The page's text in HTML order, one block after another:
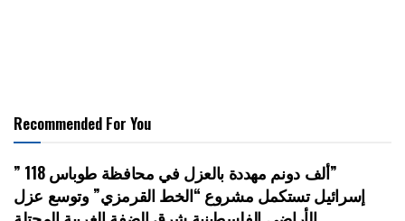
Recommended For You
” 118 ألف دونم مهددة بالعزل في محافظة طوباس”
إسرائيل تستكمل مشروع “الخط القرمزي” وتوسع عزل